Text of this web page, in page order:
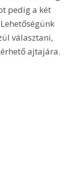
pedig a két
választani,
ajtajára.